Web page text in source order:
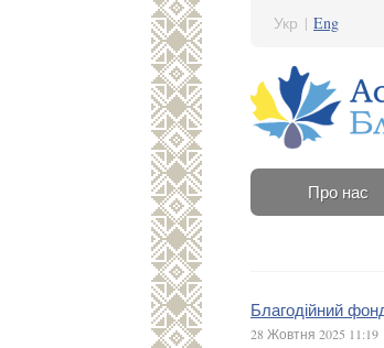
Укр | Eng
Про нас
Благодійний
28 Жовтня 2025 11:19